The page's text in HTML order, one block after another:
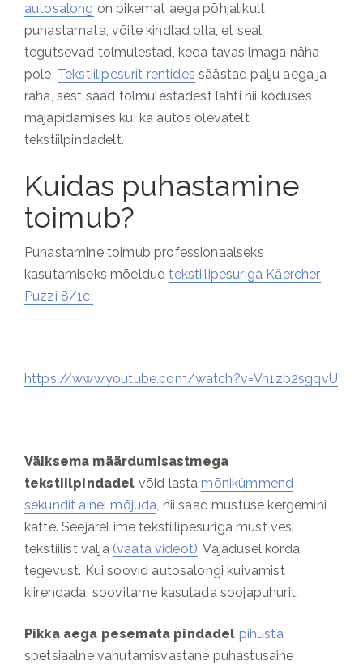
autosalong on pikemat aega põhjalikult
puhastamata, võite kindlad olla, et seal
tegutsevad tolmulestad, keda tavasilmaga näha
pole. Tekstiilipesurit rentides säästad palju aega ja
raha, sest saad tolmulestadest lahti nii koduses
majapidamises kui ka autos olevatelt
tekstiilpindadelt.
Kuidas puhastamine
toimub?
Puhastamine toimub professionaalseks
kasutamiseks mõeldudtekstiilipesuriga Käercher
Puzzi 8/1c.
https://www.youtube.com/watch?v=Vn1zb2sgqvU
Väiksema määrdumisastmega
tekstiilpindadel võid lastamõnikümmend
sekundit ainel mõjuda, nii saad mustuse kergemini
kätte. Seejärel ime tekstiilipesuriga must vesi
tekstiilist välja (vaata videot). Vajadusel korda
tegevust. Kui soovid autosalongi kuivamist
kiirendada, soovitame kasutada soojapuhurit.
Pikka aega pesemata pindadel pihusta
spetsiaalne vahutamisvastane puhastusaine